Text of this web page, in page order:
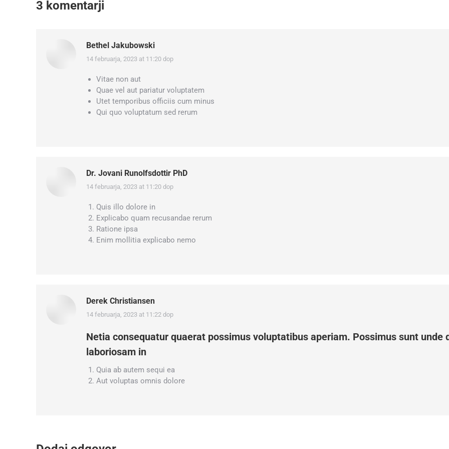
3 komentarji
Bethel Jakubowski
says:
14 februarja, 2023 at 11:20 dop
Vitae non aut
Quae vel aut pariatur voluptatem
Utet temporibus officiis cum minus
Qui quo voluptatum sed rerum
Dr. Jovani Runolfsdottir PhD
says:
14 februarja, 2023 at 11:20 dop
Quis illo dolore in
Explicabo quam recusandae rerum
Ratione ipsa
Enim mollitia explicabo nemo
Derek Christiansen
says:
14 februarja, 2023 at 11:22 dop
Netia consequatur quaerat possimus voluptatibus aperiam. Possimus sunt unde
laboriosam in
Quia ab autem sequi ea
Aut voluptas omnis dolore